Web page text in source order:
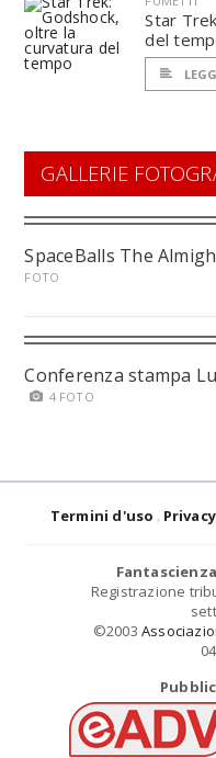
Star
del
GALLERIE
SpaceBalls The
FOTO
Conferenza stampa
4 FOTO
Termini d'uso Privacy
Registrazione
©2003